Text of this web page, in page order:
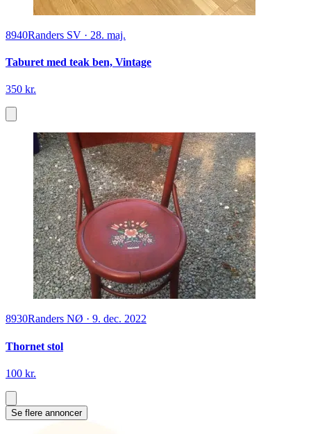
8940Randers SV · 28. maj.
Taburet med teak ben, Vintage
350 kr.
8930Randers NØ · 9. dec. 2022
Thornet stol
100 kr.
Se flere annoncer